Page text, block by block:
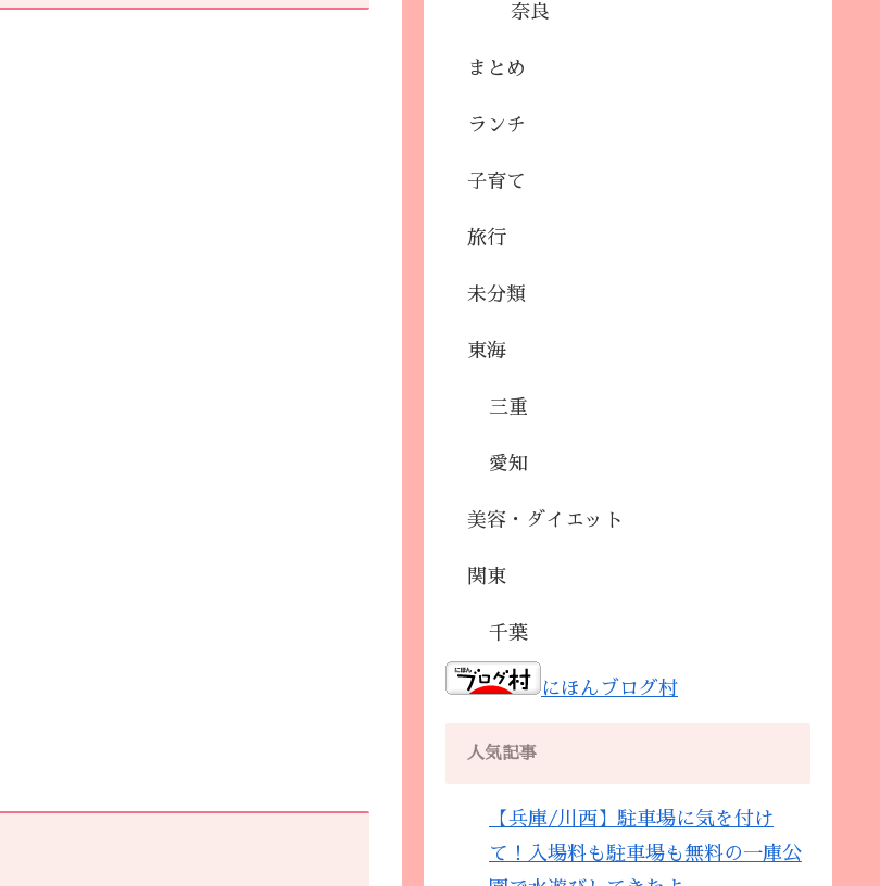
奈良
まとめ
ランチ
子育て
旅行
未分類
東海
三重
愛知
美容・ダイエット
関東
千葉
にほんブログ村
人気記事
【兵庫/川西】駐車場に気を付け
て！入場料も駐車場も無料の一庫公